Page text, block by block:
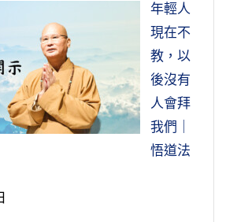
夠維持生命」。可見得他吃得很
「和福州雪峰廣福院義存禪師做
峰我們都去過，古代義存禪師的
是一位明心見性、大徹大悟的
到福州旗山萬佛寺做法會，也曾
們介紹義存禪師的一些事蹟。
義存禪師做朋友，這個朋友在中
叫朋友，志同道合的，如果不
不是朋友。他是志同道合，他
薩的母親都不信三寶。不信三
，造惡業就墮到地獄去。所以
，也聯想到《地藏菩薩本願
羅門女這個故事。母親不信三
子鄰法師，他就逃離家裡，就
愛寺』跟『慶修律師出家』，
然他的母親是不會同意的，父母
親她不相信，所以這裡才講到
是不告而別。你向父母稟告，
碑銘來作紀念」，就是在旁
碑我們應該都有見過），紀念
字刻在這個石碑上面，做一個
這個碑銘裡面有一句，「我深深
之年，可能再沒和我這做兒子
人生百年，瞬眼即過，對著這口
常、歲月無情感到無限的悲
一個句子。這個也是人生，每
帶他母親去聽經，他挑到人家
挑到那邊，當然他母親也去聽
安置母親坐在樹下」，就是要
把他母親安頓好坐在樹下。自己
乞食，乞食出來，然後給他母
，他母親吃完了，他自己再
出家，他還是盡到孝養父母的這
常非常難得，照顧他母親。這
當然生活當中它有很多細節，
丁母憂』，在古代父母過世叫丁
依照古禮，如果你是在朝廷做
，要辭職回家守孝三年，這叫丁
三年。我們讀到《弟子規》
，三年當中提到父母都還是很悲
情，不捨父母離去，所以守孝
。這個法師『泣血悲哀』，悲傷
乎都快，不只流眼淚，就快流
法師他的至孝，看到就很感
相很英俊清秀，才華出眾。曾經
法華經》和《維摩詰經》」，
維摩詰經》。很多學人從四方聚
講經。
他的本性非常的孝順，服侍
勞於色養』就是說奉養父母非常
親過世了，『居母憂』，
世了，悲哀過度，好幾天沒有
師他就是學習成實宗的。『造
』，不但學，他還造論，他的著
卷。『於鄴城東郊講演』，
河北省邯鄲市，河北邯鄲市那
也就是講經說法。從這個地方
一個法師，道紀法師他講經說
荷擔其母及經像等』，就是
家都聽說過，這是盂蘭盆法會它
池大師也是把這個孝親之行第一
個，那這是最早，在佛教當
在僧團當中表現孝親的一個代
在世的時候，釋迦牟尼佛在
犍連事母至孝』，大目犍連也
他代表的是神通第一，他的神
錄．尊師之行》最後一條。
出佛在世的時候，『六群僧』，
們聽淨老和尚講經，也常常聽
如來所呵』，這是如來、佛所呵
。在《淺述》裡面有把這六個
來，「名叫闡陀、迦留陀夷、文
、馬師、滿宿等。結黨搗蛋，
法的事，因此常被佛責罵」，
年輕人
現在不
教，以
後沒有
人會拜
我們｜
悟道法